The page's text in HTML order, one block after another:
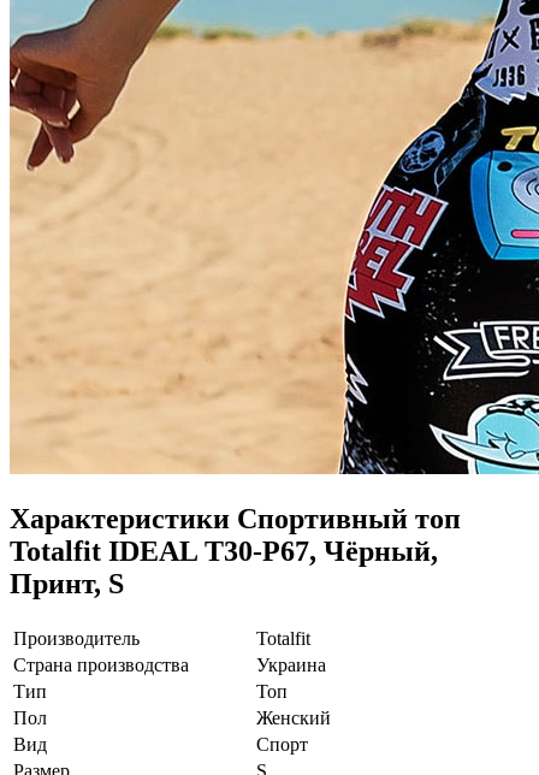
Характеристики Спортивный топ
Totalfit IDEAL T30-P67, Чёрный,
Принт, S
Производитель
Totalfit
Страна производства
Украина
Тип
Топ
Пол
Женский
Вид
Спорт
Размер
S